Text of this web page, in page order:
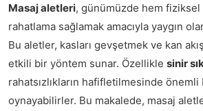
Masaj aletleri, günümüzde hem
rahatlama sağlamak amacıyla yaygın
Bu aletler, kasları gevşetmek ve kan
etkili bir yöntem sunar. Özellikle sinir
rahatsızlıkların hafifletilmesinde önemli
oynayabilirler. Bu makalede, masaj